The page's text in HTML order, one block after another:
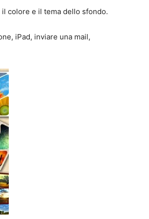
colore e il tema dello sfondo.
iPad, inviare una mail,